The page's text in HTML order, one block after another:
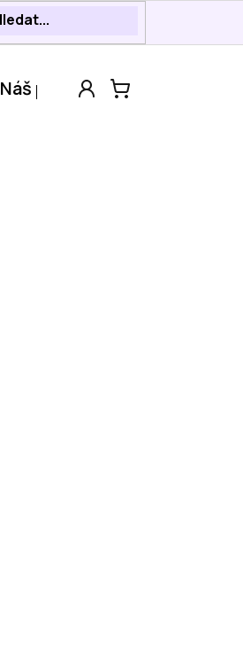
Náš příběh